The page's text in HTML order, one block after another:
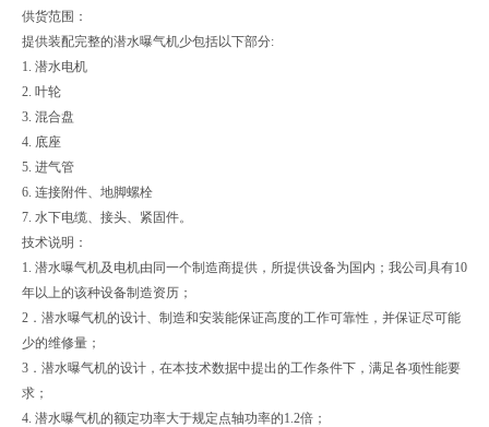
供货范围：
提供装配完整的潜水曝气机少包括以下部分:
1. 潜水电机
2. 叶轮
3. 混合盘
4. 底座
5. 进气管
6. 连接附件、地脚螺栓
7. 水下电缆、接头、紧固件。
技术说明：
1. 潜水曝气机及电机由同一个制造商提供，所提供设备为国内；我公司具有10
年以上的该种设备制造资历；
2．潜水曝气机的设计、制造和安装能保证高度的工作可靠性，并保证尽可能
少的维修量；
3．潜水曝气机的设计，在本技术数据中提出的工作条件下，满足各项性能要
求；
4. 潜水曝气机的额定功率大于规定点轴功率的1.2倍；